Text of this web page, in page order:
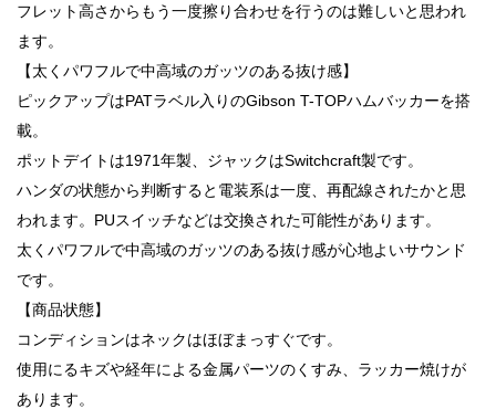
フレット高さからもう一度擦り合わせを行うのは難しいと思われ
ます。
【太くパワフルで中高域のガッツのある抜け感】
ピックアップはPATラベル入りのGibson T-TOPハムバッカーを搭
載。
ポットデイトは1971年製、ジャックはSwitchcraft製です。
ハンダの状態から判断すると電装系は一度、再配線されたかと思
われます。PUスイッチなどは交換された可能性があります。
太くパワフルで中高域のガッツのある抜け感が心地よいサウンド
です。
【商品状態】
コンディションはネックはほぼまっすぐです。
使用にるキズや経年による金属パーツのくすみ、ラッカー焼けが
あります。